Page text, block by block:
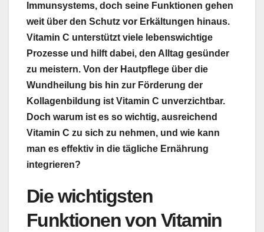
Immunsystems, doch seine Funktionen gehen
weit über den Schutz vor Erkältungen hinaus.
Vitamin C unterstützt viele lebenswichtige
Prozesse und hilft dabei, den Alltag gesünder
zu meistern. Von der Hautpflege über die
Wundheilung bis hin zur Förderung der
Kollagenbildung ist Vitamin C unverzichtbar.
Doch warum ist es so wichtig, ausreichend
Vitamin C zu sich zu nehmen, und wie kann
man es effektiv in die tägliche Ernährung
integrieren?
Die wichtigsten
Funktionen von Vitamin